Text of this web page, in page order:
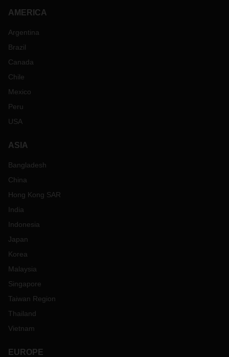
AMERICA
Argentina
Brazil
Canada
Chile
Mexico
Peru
USA
ASIA
Bangladesh
China
Hong Kong SAR
India
Indonesia
Japan
Korea
Malaysia
Singapore
Taiwan Region
Thailand
Vietnam
EUROPE